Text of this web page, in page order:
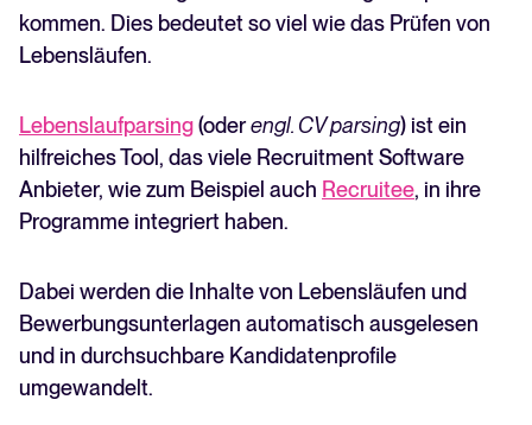
kommen. Dies bedeutet so viel wie das Prüfen von
Lebensläufen.
Lebenslaufparsing(oderengl. CV parsing) ist ein
hilfreiches Tool, das viele Recruitment Software
Anbieter, wie zum Beispiel auch Recruitee, in ihre
Programme integriert haben.
Dabei werden die Inhalte von Lebensläufen und
Bewerbungsunterlagen automatisch ausgelesen
und in durchsuchbare Kandidatenprofile
umgewandelt.